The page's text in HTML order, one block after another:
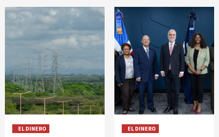
EL DINERO EL DINERO